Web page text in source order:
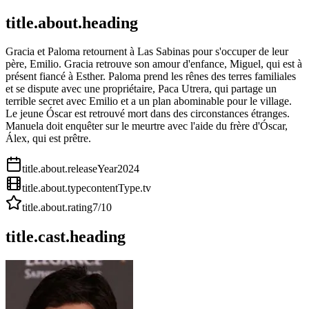
title.about.heading
Gracia et Paloma retournent à Las Sabinas pour s'occuper de leur
père, Emilio. Gracia retrouve son amour d'enfance, Miguel, qui est à
présent fiancé à Esther. Paloma prend les rênes des terres familiales
et se dispute avec une propriétaire, Paca Utrera, qui partage un
terrible secret avec Emilio et a un plan abominable pour le village.
Le jeune Óscar est retrouvé mort dans des circonstances étranges.
Manuela doit enquêter sur le meurtre avec l'aide du frère d'Óscar,
Álex, qui est prêtre.
title.about.releaseYear2024
title.about.typecontentType.tv
title.about.rating7/10
title.cast.heading